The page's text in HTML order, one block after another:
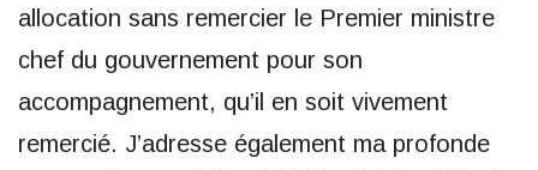
allocation sans remercier le Premier ministre
chef du gouvernement pour son
accompagnement, qu’il en soit vivement
remercié. J’adresse également ma profonde